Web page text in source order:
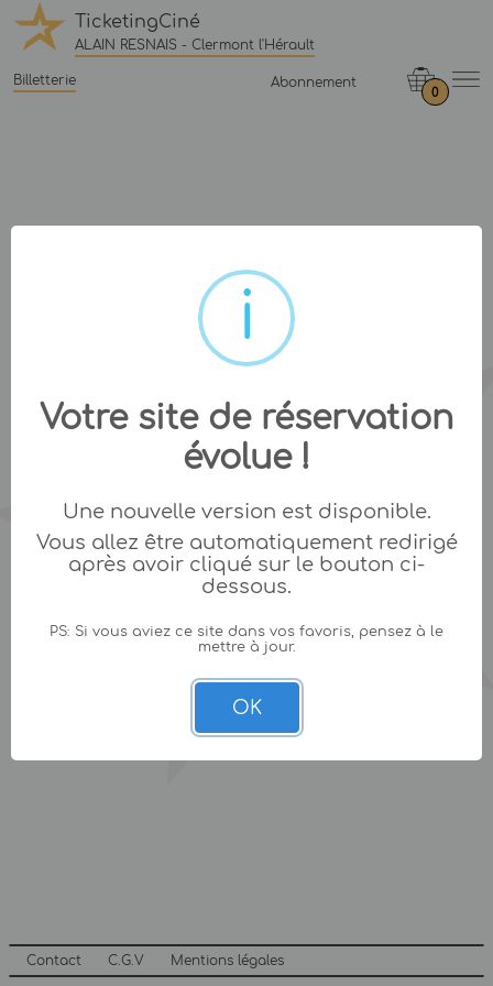
TicketingCiné
ALAIN RESNAIS - Clermont l'Hérault
Billetterie Abonnement
0
Contact C.G.V Mentions légales
Votre site de réservation
évolue !
Une nouvelle version est disponible.
Vous allez être automatiquement redirigé
après avoir cliqué sur le bouton ci-
dessous.
PS: Si vous aviez ce site dans vos favoris, pensez à le
mettre à jour.
OK